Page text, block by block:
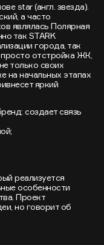
star (англ. звезда).
а часто
являлась Полярная
так STARK
города, так
отстройка ЖК,
только своих
на начальных этапах
яркий
создает связь
реализуется
особенности
Проект
но говорит об